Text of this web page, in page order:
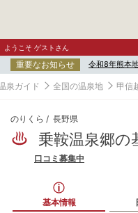
ようこそ ゲストさん
重要なお知らせ 令和8年熊本
泉ガイド 全国の温泉地 甲信
のりくら 長野県
乗鞍温泉郷の
口コミ募集中
基本情報